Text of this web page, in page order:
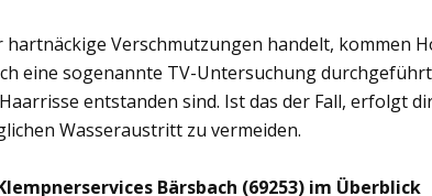
hartnäckige Verschmutzungen handelt, kommen
eine sogenannte TV-Untersuchung
entstanden sind. Ist das der Fall, erfolgt
Wasseraustritt zu vermeiden.
Bärsbach (69253) im Überblick